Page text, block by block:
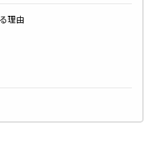
理由